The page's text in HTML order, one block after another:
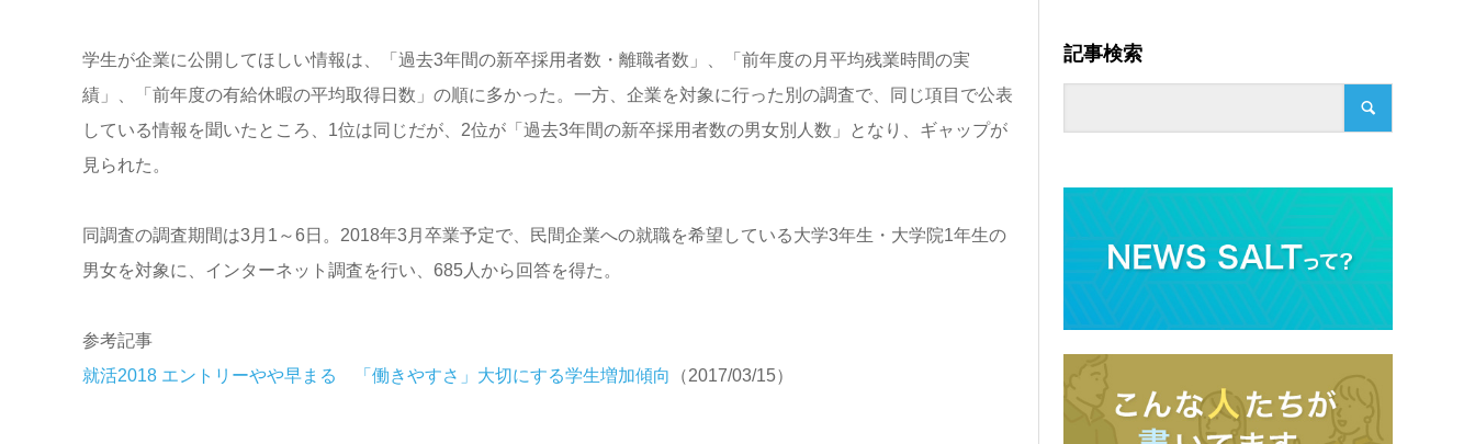
学生が企業に公開してほしい情報は、「過去3年間の新卒採用者数・離職者数」、「前年度の月平均残業時間の実
績」、「前年度の有給休暇の平均取得日数」の順に多かった。一方、企業を対象に行った別の調査で、同じ項目で公表
している情報を聞いたところ、1位は同じだが、2位が「過去3年間の新卒採用者数の男女別人数」となり、ギャップが
見られた。
同調査の調査期間は3月1～6日。2018年3月卒業予定で、民間企業への就職を希望している大学3年生・大学院1年生の
男女を対象に、インターネット調査を行い、685人から回答を得た。
参考記事
就活2018 エントリーやや早まる 「働きやすさ」大切にする学生増加傾向 （2017/03/15）
記事検索